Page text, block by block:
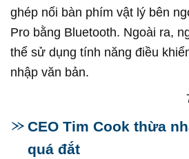
ghép nối bàn phím vật lý bên
Pro bằng Bluetooth. Ngoài ra,
thể sử dụng tính năng điều
nhập văn bản.
CEO Tim Cook thừa
quá đắt